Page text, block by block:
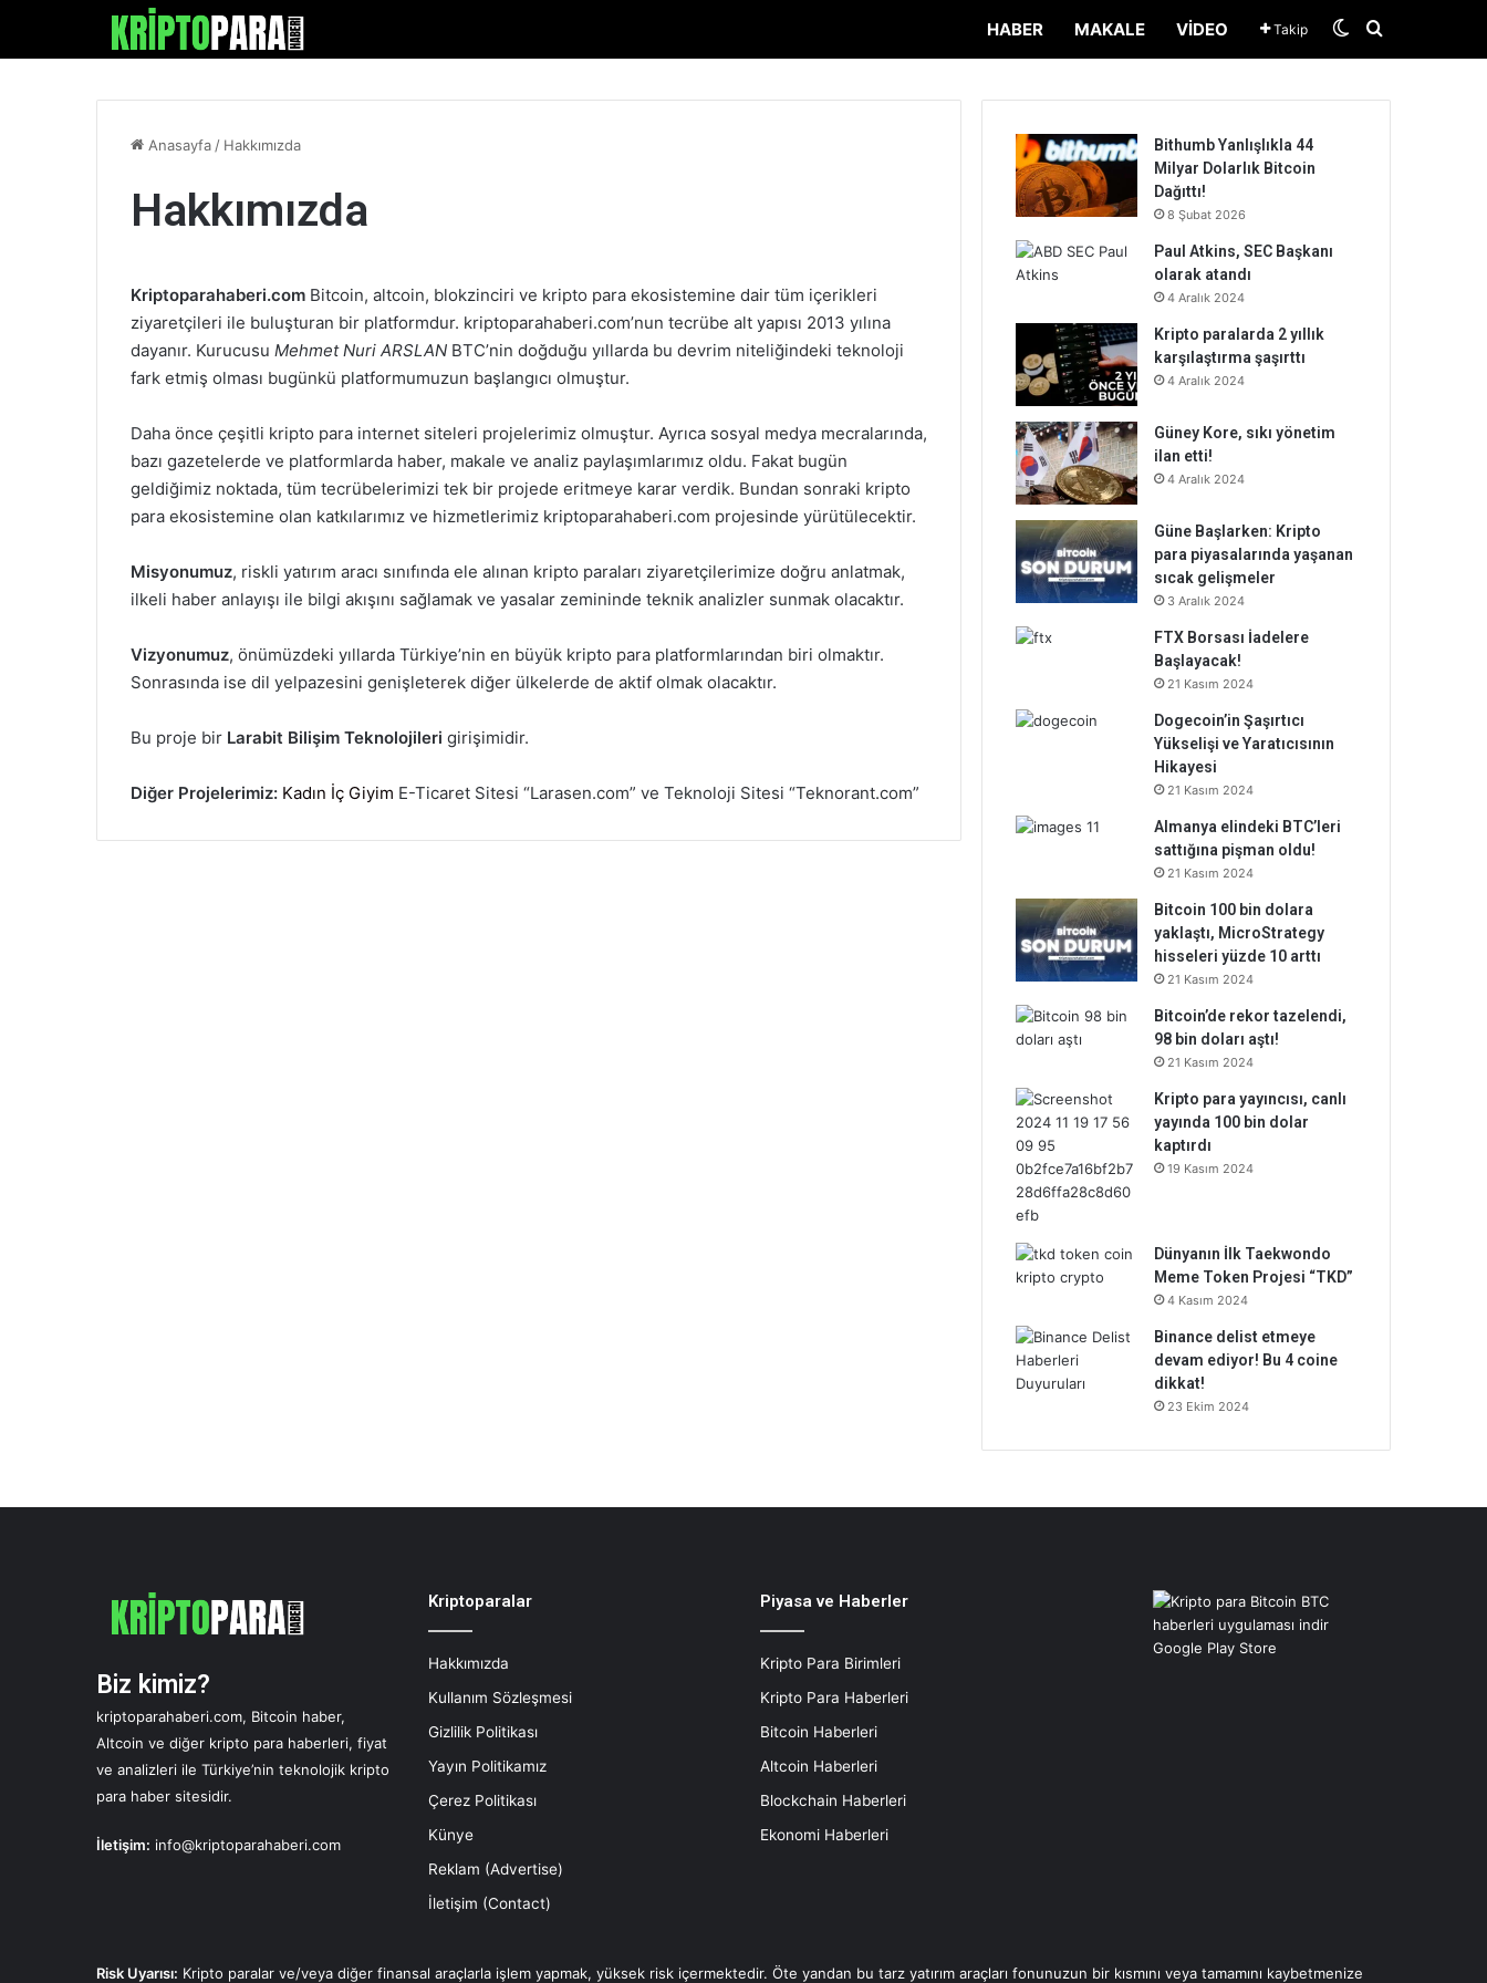
HABER MAKALE VIDEO Takip Dış görünümü
Arama yap
Anasayfa / Hakkımızda
Hakkımızda
Kriptoparahaberi.com Bitcoin, altcoin, blokzinciri ve kripto para ekosistemine dair tüm içerikleri
ziyaretçileri ile buluşturan bir platformdur. kriptoparahaberi.com’nun tecrübe alt yapısı 2013 yılına
dayanır. Kurucusu Mehmet Nuri ARSLAN BTC’nin doğduğu yıllarda bu devrim niteliğindeki teknoloji
fark etmiş olması bugünkü platformumuzun başlangıcı olmuştur.
Daha önce çeşitli kripto para internet siteleri projelerimiz olmuştur. Ayrıca sosyal medya mecralarında,
bazı gazetelerde ve platformlarda haber, makale ve analiz paylaşımlarımız oldu. Fakat bugün
geldiğimiz noktada, tüm tecrübelerimizi tek bir projede eritmeye karar verdik. Bundan sonraki kripto
para ekosistemine olan katkılarımız ve hizmetlerimiz kriptoparahaberi.com projesinde yürütülecektir.
Misyonumuz, riskli yatırım aracı sınıfında ele alınan kripto paraları ziyaretçilerimize doğru anlatmak,
ilkeli haber anlayışı ile bilgi akışını sağlamak ve yasalar zemininde teknik analizler sunmak olacaktır.
Vizyonumuz, önümüzdeki yıllarda Türkiye’nin en büyük kripto para platformlarından biri olmaktır.
Sonrasında ise dil yelpazesini genişleterek diğer ülkelerde de aktif olmak olacaktır.
Bu proje bir Larabit Bilişim Teknolojileri girişimidir.
Diğer Projelerimiz: Kadın İç Giyim E-Ticaret Sitesi “Larasen.com” ve Teknoloji Sitesi “Teknorant.com”
Bithumb Yanlışlıkla 44
Milyar Dolarlık Bitcoin
Dağıttı!
8 Şubat 2026
Paul Atkins, SEC Başkanı
olarak atandı
4 Aralık 2024
Kripto paralarda 2 yıllık
karşılaştırma şaşırttı
4 Aralık 2024
Güney Kore, sıkı yönetim
ilan etti!
4 Aralık 2024
Güne Başlarken: Kripto
para piyasalarında yaşanan
sıcak gelişmeler
3 Aralık 2024
FTX Borsası İadelere
Başlayacak!
21 Kasım 2024
Dogecoin’in Şaşırtıcı
Yükselişi ve Yaratıcısının
Hikayesi
21 Kasım 2024
Almanya elindeki BTC’leri
sattığına pişman oldu!
21 Kasım 2024
Bitcoin 100 bin dolara
yaklaştı, MicroStrategy
hisseleri yüzde 10 arttı
21 Kasım 2024
Bitcoin’de rekor tazelendi,
98 bin doları aştı!
21 Kasım 2024
Kripto para yayıncısı, canlı
yayında 100 bin dolar
kaptırdı
19 Kasım 2024
Dünyanın İlk Taekwondo
Meme Token Projesi “TKD”
4 Kasım 2024
Binance delist etmeye
devam ediyor! Bu 4 coine
dikkat!
23 Ekim 2024
Biz kimiz?
kriptoparahaberi.com, Bitcoin haber,
Altcoin ve diğer kripto para haberleri, fiyat
ve analizleri ile Türkiye’nin teknolojik kripto
para haber sitesidir.
İletişim: info@kriptoparahaberi.com
Kriptoparalar
Hakkımızda
Kullanım Sözleşmesi
Gizlilik Politikası
Yayın Politikamız
Çerez Politikası
Künye
Reklam (Advertise)
İletişim (Contact)
Piyasa ve Haberler
Kripto Para Birimleri
Kripto Para Haberleri
Bitcoin Haberleri
Altcoin Haberleri
Blockchain Haberleri
Ekonomi Haberleri
Risk Uyarısı: Kripto paralar ve/veya diğer finansal araçlarla işlem yapmak, yüksek risk içermektedir. Öte yandan bu tarz yatırım araçları fonunuzun bir kısmını veya tamamını kaybetmenize